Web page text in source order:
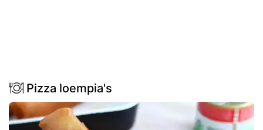
Pizza loempia's